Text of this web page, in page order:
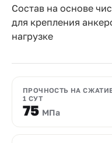
550-
03-
50
sales@mpkm.org
Состав на основе
для крепления
нагрузке
ПРОЧНОСТЬ НА
1 СУТ
75 МПа